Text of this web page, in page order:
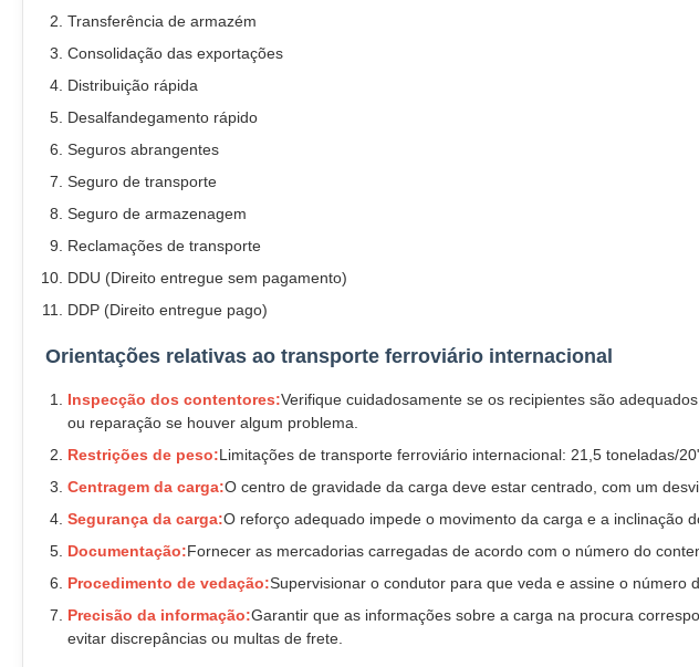
Transferência de armazém
Consolidação das exportações
Distribuição rápida
Desalfandegamento rápido
Seguros abrangentes
Seguro de transporte
Seguro de armazenagem
Reclamações de transporte
DDU (Direito entregue sem pagamento)
DDP (Direito entregue pago)
Orientações relativas ao transporte ferroviário internacional
Inspecção dos contentores:Verifique cuidadosamente se os recipientes são
ou reparação se houver algum problema.
Restrições de peso:Limitações de transporte ferroviário internacional: 21,5 toneladas/
Centragem da carga:O centro de gravidade da carga deve estar centrado, com um
Segurança da carga:O reforço adequado impede o movimento da carga e a inclinação
Documentação:Fornecer as mercadorias carregadas de acordo com o número do
Procedimento de vedação:Supervisionar o condutor para que veda e assine o número
Precisão da informação:Garantir que as informações sobre a carga na procura
evitar discrepâncias ou multas de frete.